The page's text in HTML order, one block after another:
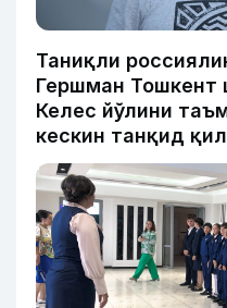
Таниқли
Гершман Тошкент
Келес йўлини
кескин танқид